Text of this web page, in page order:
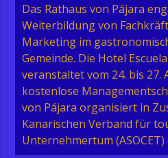
Das Rathaus von Pájara
Weiterbildung von
Marketing im
Gemeinde. Die Hotel
veranstaltet vom 24. bis 27.
kostenlose
von Pájara organisiert in
Kanarischen Verband für
Unternehmertum